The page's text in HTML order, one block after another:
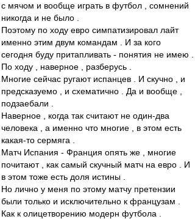
с мячом и вообще играть в футбол , сомнений
никогда и не было .
Поэтому по ходу евро симпатизировал лайт
именно этим двум командам . И за кого
сегодня буду притапливать - понятия не имею .
По ходу , наверное , разберусь .
Многие сейчас ругают испанцев . И скучно , и
предсказуемо , и схематично . Да и вообще ,
подзаебали .
Наверное , когда так считают не один-два
человека , а именно что многие , в этом есть
какая-то сермяга .
Матч Испания - Франция опять же , многие
почитают , как самый скучный матч на евро . И
в этом тоже есть доля истины .
Но лично у меня по этому матчу претензии
были только и исключительно к французам .
Как к олицетворению модерн футбола .